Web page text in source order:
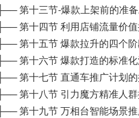
├── 第十三节-爆款上架前的准
├── 第十四节 利用店铺流量价
├── 第十五节 爆款拉升的四个
├── 第十六节 爆款打造的标准
├── 第十七节 直通车推广计划
├── 第十八节 引力魔方精准人
├── 第十九节 万相台智能场景